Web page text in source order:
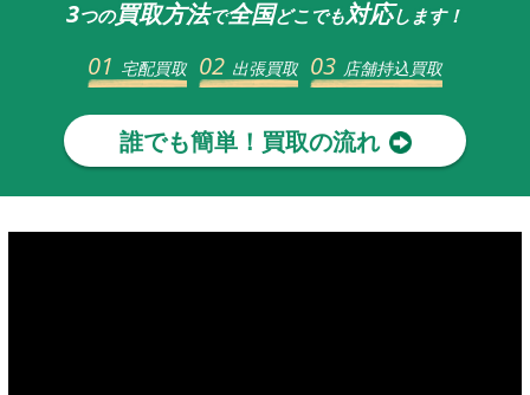
3つの買取方法で全国どこでも対応します！
01 宅配買取 02 出張買取 03 店舗持込買取
誰でも簡単！買取の流れ